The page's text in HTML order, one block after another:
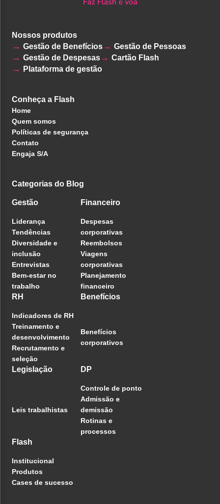
Nossos produtos
Gestão de Benefícios
Gestão de Pessoas
Gestão de Despesas
Cartão Flash
Plataforma de gestão
Conheça a Flash
Home
Quem somos
Políticas de segurança
Contato
Engaja S/A
Categorias do Blog
Gestão
Liderança
Tendências
Diversidade e
inclusão
Entrevistas
Bem-estar no
trabalho
Financeiro
Despesas
corporativas
Reembolsos
Viagens
corporativas
Planejamento
financeiro
RH
Indicadores de RH
Treinamento e
desenvolvimento
Recrutamento e
seleção
Benefícios
Benefícios
corporativos
Legislação
Leis trabalhistas
DP
Controle de ponto
Admissão e
demissão
Rotinas e
processos
Flash
Institucional
Produtos
Cases de sucesso